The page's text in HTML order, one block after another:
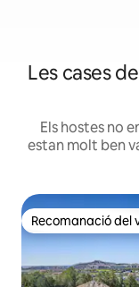
Les cases
Els hostes no
estan molt ben
Recomanació del
Recomanació del